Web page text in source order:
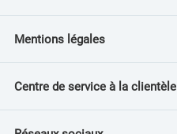
Mentions légales
Centre de service à la clientèle